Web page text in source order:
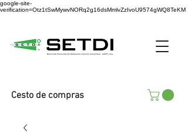
google-site-
verification=Otz1tSwMywvNORq2g16dsMmlvZzIvoU9574gWQ8TeKM
Cesto de compras